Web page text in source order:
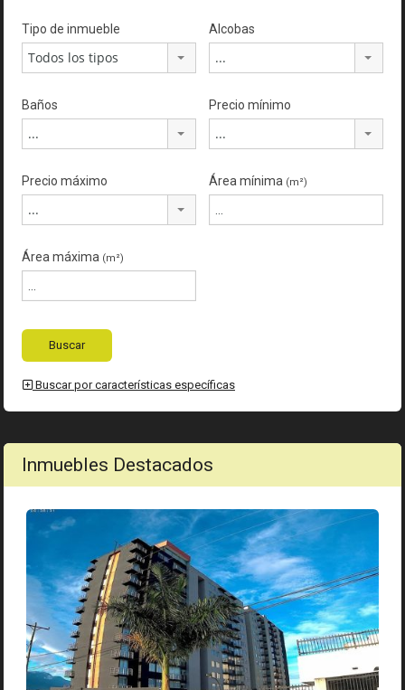
Tipo de inmueble
Todos los tipos
Alcobas
...
Baños
...
Precio mínimo
...
Precio máximo
...
Área mínima (m²)
Área máxima (m²)
Buscar por características específicas
Inmuebles Destacados